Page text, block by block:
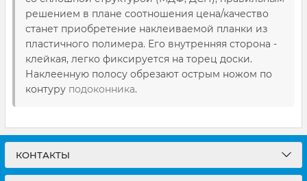
решением в плане соотношения цена/качество
станет приобретение наклеиваемой планки из
пластичного полимера. Его внутренняя сторона -
клейкая, легко фиксируется на торец доски.
Наклеенную полосу обрезают острым ножом по
контуру подоконника.
КОНТАКТЫ